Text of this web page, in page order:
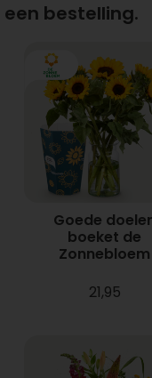
bestelling.
Goede
boeket de
Zonnebloem
21,95